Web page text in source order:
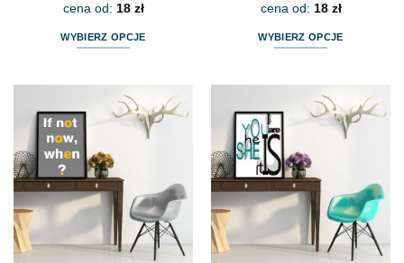
cena od: 18 zł
WYBIERZ OPCJE
wiele
wariantów.
Opcje
można
wybrać
na
stronie
produktu
cena od: 18 zł
WYBIERZ OPCJE
wiele
wariantów.
Opcje
można
wybrać
na
stronie
produktu